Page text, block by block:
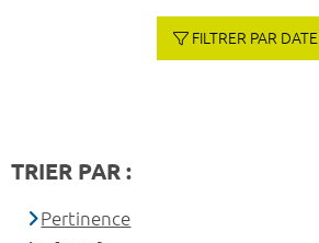
FILTRER PAR DATE
TRIER PAR :
Pertinence